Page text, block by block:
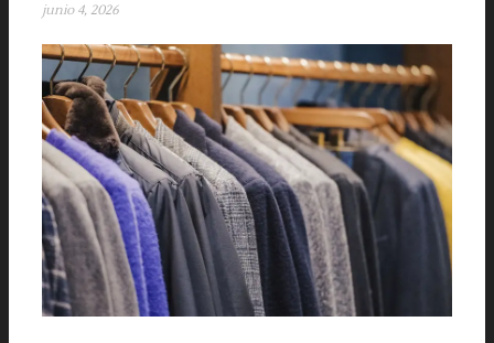
junio 4, 2026